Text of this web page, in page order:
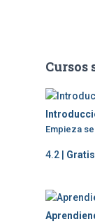
Cursos
Empieza
4.2 | Gratis